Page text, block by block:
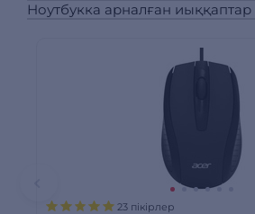
Ноутбукка арналған
23 пікірлер